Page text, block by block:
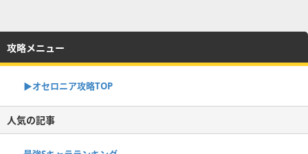
攻略メニュー
▶︎オセロニア攻略TOP
人気の記事